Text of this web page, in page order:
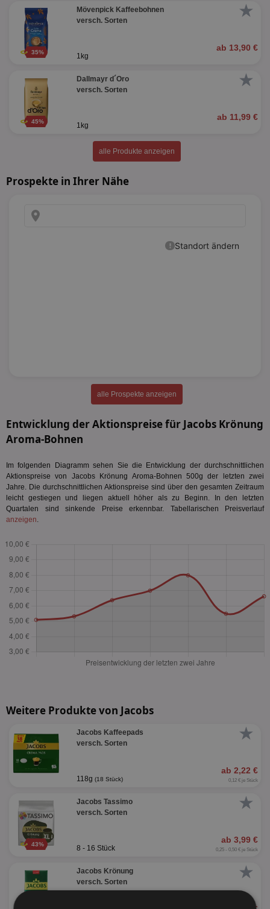
★
35%
Mövenpick Kaffeebohnen
versch. Sorten
ab 13,90 €
1kg
★
45%
Dallmayr d´Oro
versch. Sorten
ab 11,99 €
1kg
alle Produkte anzeigen
Prospekte in Ihrer Nähe
alle Prospekte anzeigen
Entwicklung der Aktionspreise für Jacobs Krönung
Aroma-Bohnen
Im folgenden Diagramm sehen Sie die Entwicklung der durchschnittlichen
Aktionspreise von Jacobs Krönung Aroma-Bohnen 500g der letzten zwei
Jahre. Die durchschnittlichen Aktionspreise sind über den gesamten Zeitraum
leicht gestiegen und liegen aktuell höher als zu Beginn. In den letzten
Quartalen sind sinkende Preise erkennbar. Tabellarischen Preisverlauf
anzeigen.
Weitere Produkte von Jacobs
★
Jacobs Kaffeepads
versch. Sorten
ab 2,22 €
118g (18 Stück) 0,12 € je Stück
★
43%
Jacobs Tassimo
versch. Sorten
ab 3,99 €
8 - 16 Stück 0,25 - 0,50 € je Stück
★
Jacobs Krönung
versch. Sorten